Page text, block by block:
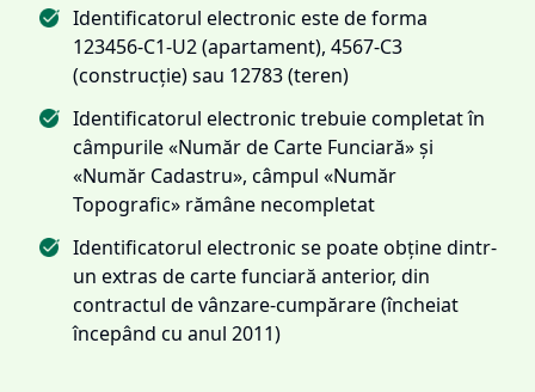
Identificatorul electronic este de forma
123456-C1-U2 (apartament), 4567-C3
(construcție) sau 12783 (teren)
Identificatorul electronic trebuie completat în
câmpurile «Număr de Carte Funciară» și
«Număr Cadastru», câmpul «Număr
Topografic» rămâne necompletat
Identificatorul electronic se poate obține dintr-
un extras de carte funciară anterior, din
contractul de vânzare-cumpărare (încheiat
începând cu anul 2011)